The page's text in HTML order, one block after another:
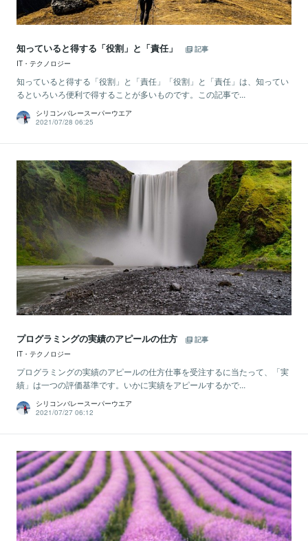
知っていると得する「役割」と「責任」
記事
IT・テクノロジー
知っていると得する「役割」と「責任」「役割」と「責任」は、知ってい
るといろいろ便利で得することが多いものです。この記事で...
シリコンバレースーパーウエア
2021/07/28 06:25
プログラミングの実績のアピールの仕方
記事
IT・テクノロジー
プログラミングの実績のアピールの仕方仕事を受注するに当たって、「実
績」は一つの評価基準です。いかに実績をアピールするかで...
シリコンバレースーパーウエア
2021/07/27 06:12